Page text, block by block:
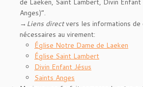
de Laeken, Saint Lambert, Divin Enfant
Anges)”.
→ Liens directvers les informations de
nécessaires au virement:
Église Notre Dame de Laeken
Église Saint Lambert
Divin Enfant Jésus
Saints Anges